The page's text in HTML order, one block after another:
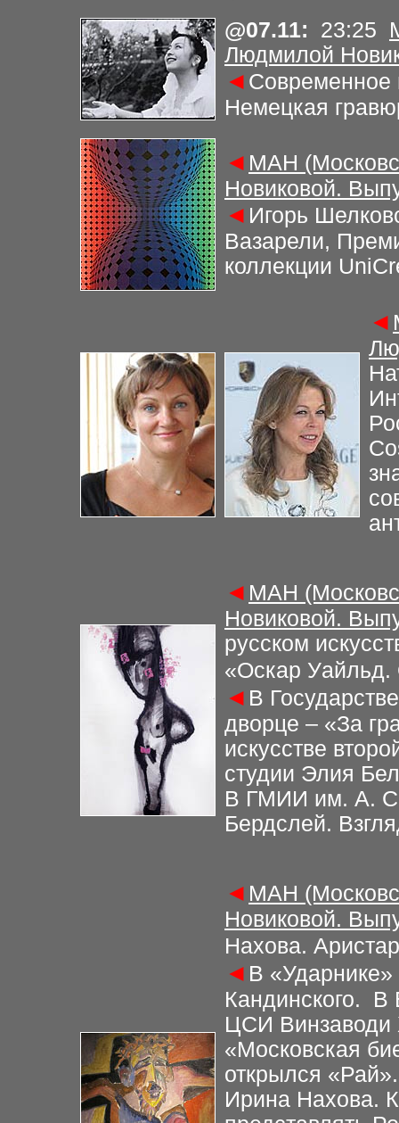
@07.11: 23:25
Людмилой
◄ Современное
Немецкая
◄ МАН
Новиковой.
◄ Игорь
Вазарели,
коллекции
◄
◄ МАН
Новиковой.
русском
«Оскар Уайльд.
◄ В
дворце – «За
искусстве
студии Элия
В ГМИИ им. А.
Бердслей.
◄ МАН
Новиковой.
Нахова.
◄ В
Кандинского.
ЦСИ Винзаводи
«Московская
открылся
Ирина Нахова.